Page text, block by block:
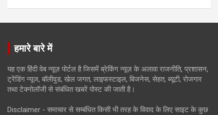
हमारे बारे में
यह एक हिंदी वेब न्यूज़ पोर्टल है जिसमें ब्रेकिंग न्यूज़ के अलावा राजनीति, प्रशासन,
ट्रेंडिंग न्यूज, बॉलीवुड, खेल जगत, लाइफस्टाइल, बिजनेस, सेहत, ब्यूटी, रोजगार
तथा टेक्नोलॉजी से संबंधित खबरें पोस्ट की जाती है।
Disclaimer - समाचार से सम्बंधित किसी भी तरह के विवाद के लिए साइट के कुछ